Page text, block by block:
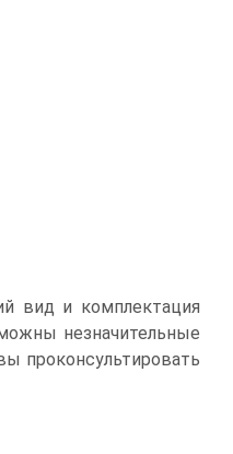
вид и комплектация
незначительные
проконсультировать